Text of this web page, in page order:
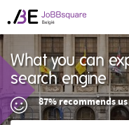
What you can
search engine
87% recommends us